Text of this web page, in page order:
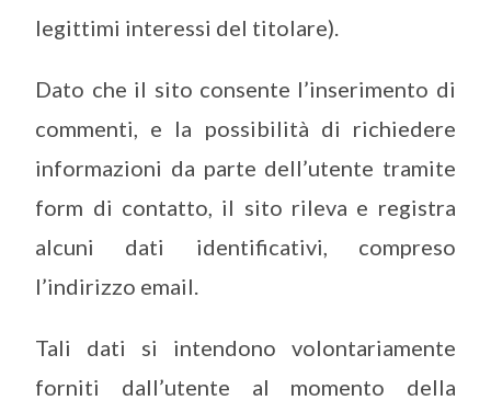
legittimi interessi del titolare).
Dato che il sito consente l’inserimento di
commenti, e la possibilità di richiedere
informazioni da parte dell’utente tramite
form di contatto, il sito rileva e registra
alcuni dati identificativi, compreso
l’indirizzo email.
Tali dati si intendono volontariamente
forniti dall’utente al momento della